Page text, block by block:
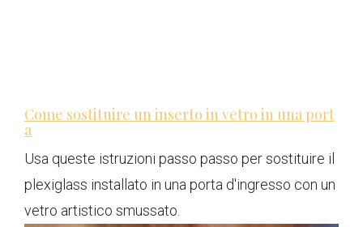
Come sostituire un inserto in vetro in una port
a
Usa queste istruzioni passo passo per sostituire il
plexiglass installato in una porta d'ingresso con un
vetro artistico smussato.